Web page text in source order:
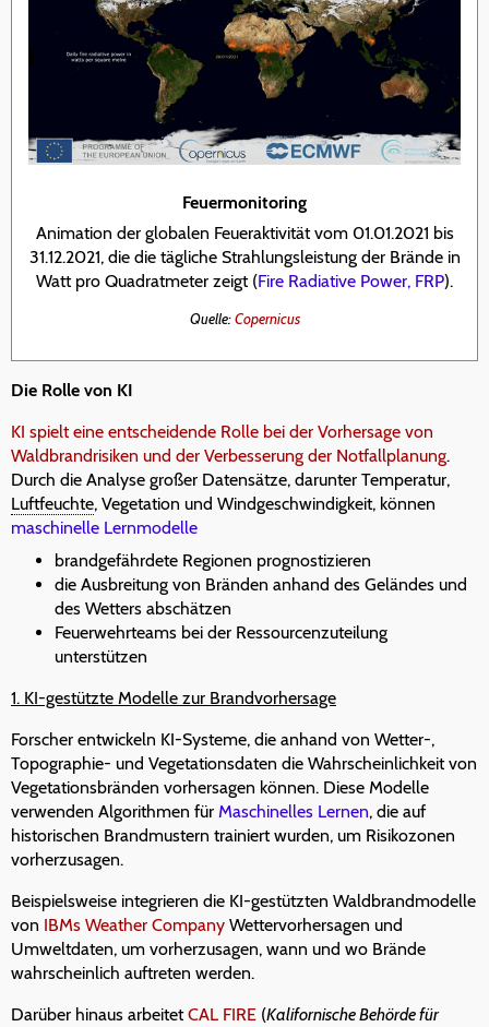
Feuermonitoring
Animation der globalen Feueraktivität vom 01.01.2021 bis
31.12.2021, die die tägliche Strahlungsleistung der Brände in
Watt pro Quadratmeter zeigt (Fire Radiative Power, FRP).
Quelle:Copernicus
Die Rolle von KI
KI spielt eine entscheidende Rolle bei der Vorhersage von
Waldbrandrisiken und der Verbesserung der Notfallplanung.
Durch die Analyse großer Datensätze, darunter Temperatur,
Luftfeuchte, Vegetation und Windgeschwindigkeit, können
maschinelle Lernmodelle
brandgefährdete Regionen prognostizieren
die Ausbreitung von Bränden anhand des Geländes und
des Wetters abschätzen
Feuerwehrteams bei der Ressourcenzuteilung
unterstützen
1. KI-gestützte Modelle zur Brandvorhersage
Forscher entwickeln KI-Systeme, die anhand von Wetter-,
Topographie- und Vegetationsdaten die Wahrscheinlichkeit von
Vegetationsbränden vorhersagen können. Diese Modelle
verwenden Algorithmen für Maschinelles Lernen, die auf
historischen Brandmustern trainiert wurden, um Risikozonen
vorherzusagen.
Beispielsweise integrieren die KI-gestützten Waldbrandmodelle
von IBMs Weather Company Wettervorhersagen und
Umweltdaten, um vorherzusagen, wann und wo Brände
wahrscheinlich auftreten werden.
Darüber hinaus arbeitetCAL FIRE (Kalifornische Behörde für